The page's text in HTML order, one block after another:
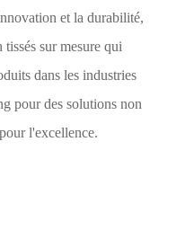
et la durabilité,
sur mesure qui
dans les industries
pour des solutions non
l'excellence.